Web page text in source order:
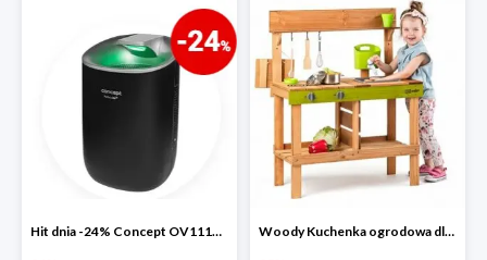
Hit dnia -24% Concept OV1110 osuszacz powietrza Perfect Air Woody Kuchenka ogrodowa dla dzieci Rosalie